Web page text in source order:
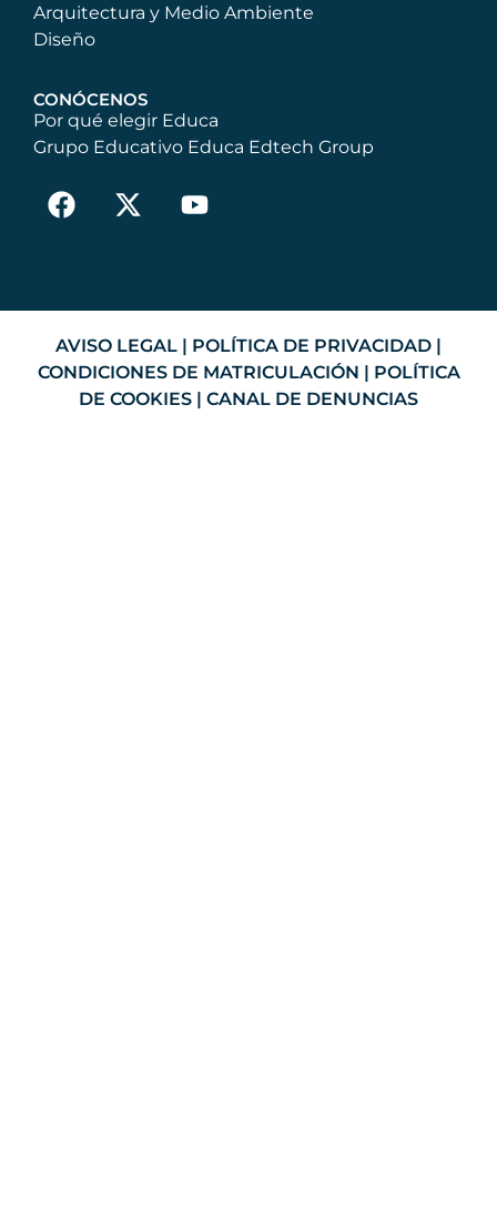
Arquitectura y Medio Ambiente
Diseño
CONÓCENOS
Por qué elegir Educa
Grupo Educativo Educa Edtech Group
AVISO LEGAL | POLÍTICA DE PRIVACIDAD |
CONDICIONES DE MATRICULACIÓN | POLÍTICA
DE COOKIES | CANAL DE DENUNCIAS